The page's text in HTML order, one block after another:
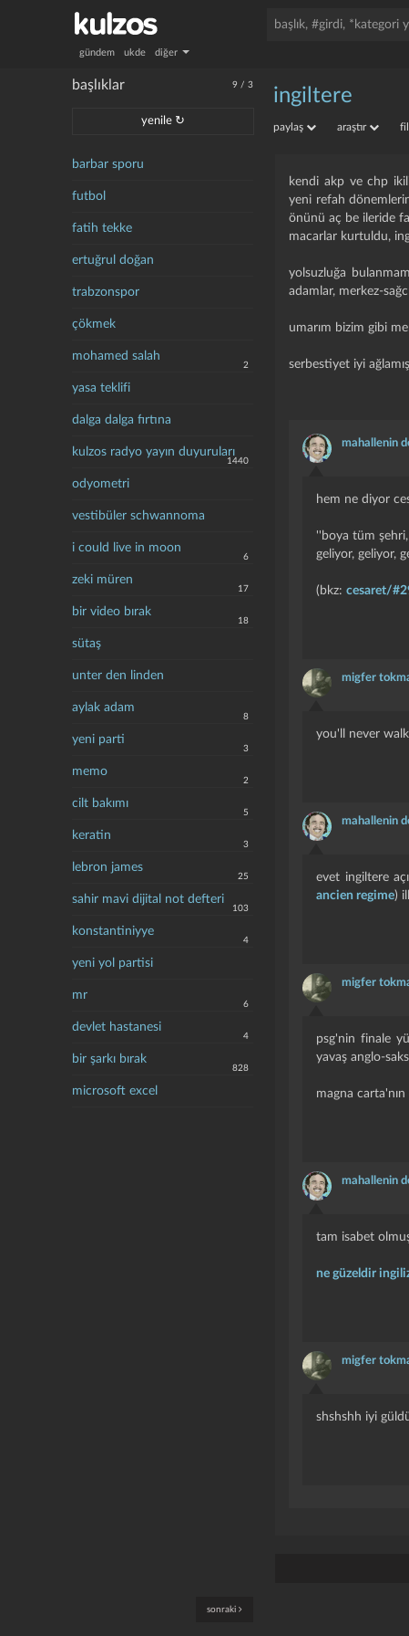
gündem ukde diğer
9 /3
başlıklar
yenile ↻
barbar sporu
futbol
fatih tekke
ertuğrul doğan
trabzonspor
çökmek
mohamed salah
2
yasa teklifi
dalga dalga fırtına
kulzos radyo yayın duyuruları
1440
odyometri
vestibüler schwannoma
i could live in moon
6
zeki müren
17
bir video bırak
18
sütaş
unter den linden
aylak adam
8
yeni parti
3
memo
2
cilt bakımı
5
keratin
3
lebron james
25
sahir mavi dijital not defteri
103
konstantiniyye
4
yeni yol partisi
mr
6
devlet hastanesi
4
bir şarkı bırak
828
microsoft excel
sonraki
ingiltere
paylaş araştır
kendi akp ve chp
yeni refah
önünü aç be ileride
macarlar kurtuldu,
yolsuzluğa
adamlar, merkez-
umarım bizim gibi
serbestiyet iyi
mahallenin
hem ne diyor
''boya tüm
geliyor, geliyor,
(bkz:cesaret/
migfer
you'll never
mahallenin
evet ingiltere
ancien regime)
migfer
psg'nin finale
yavaş anglo-
magna
mahallenin
tam isabet
ne güzeldir
migfer
shshshh iyi